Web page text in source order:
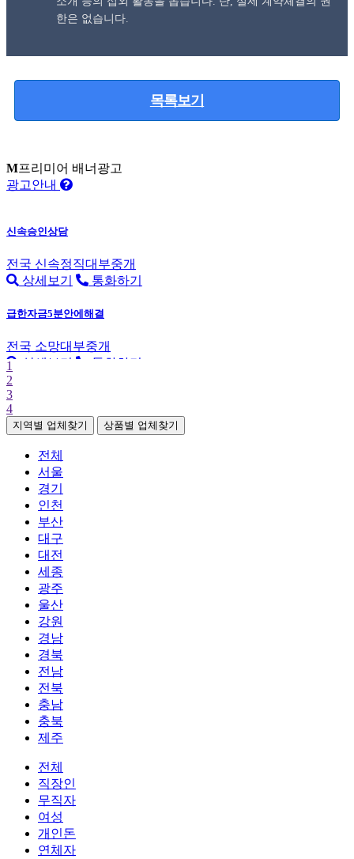
한은 없습니다.
목록보기
M프리미어 배너광고
광고안내
신속승인상담
전국 신속정직대부중개
상세보기
통화하기
급한자금5분안에해결
전국 소망대부중개
상세보기
통화하기
1
2
3
4
지역별 업체찾기 상품별 업체찾기
전체
서울
경기
인천
부산
대구
대전
세종
광주
울산
강원
경남
경북
전남
전북
충남
충북
제주
전체
직장인
무직자
여성
개인돈
연체자